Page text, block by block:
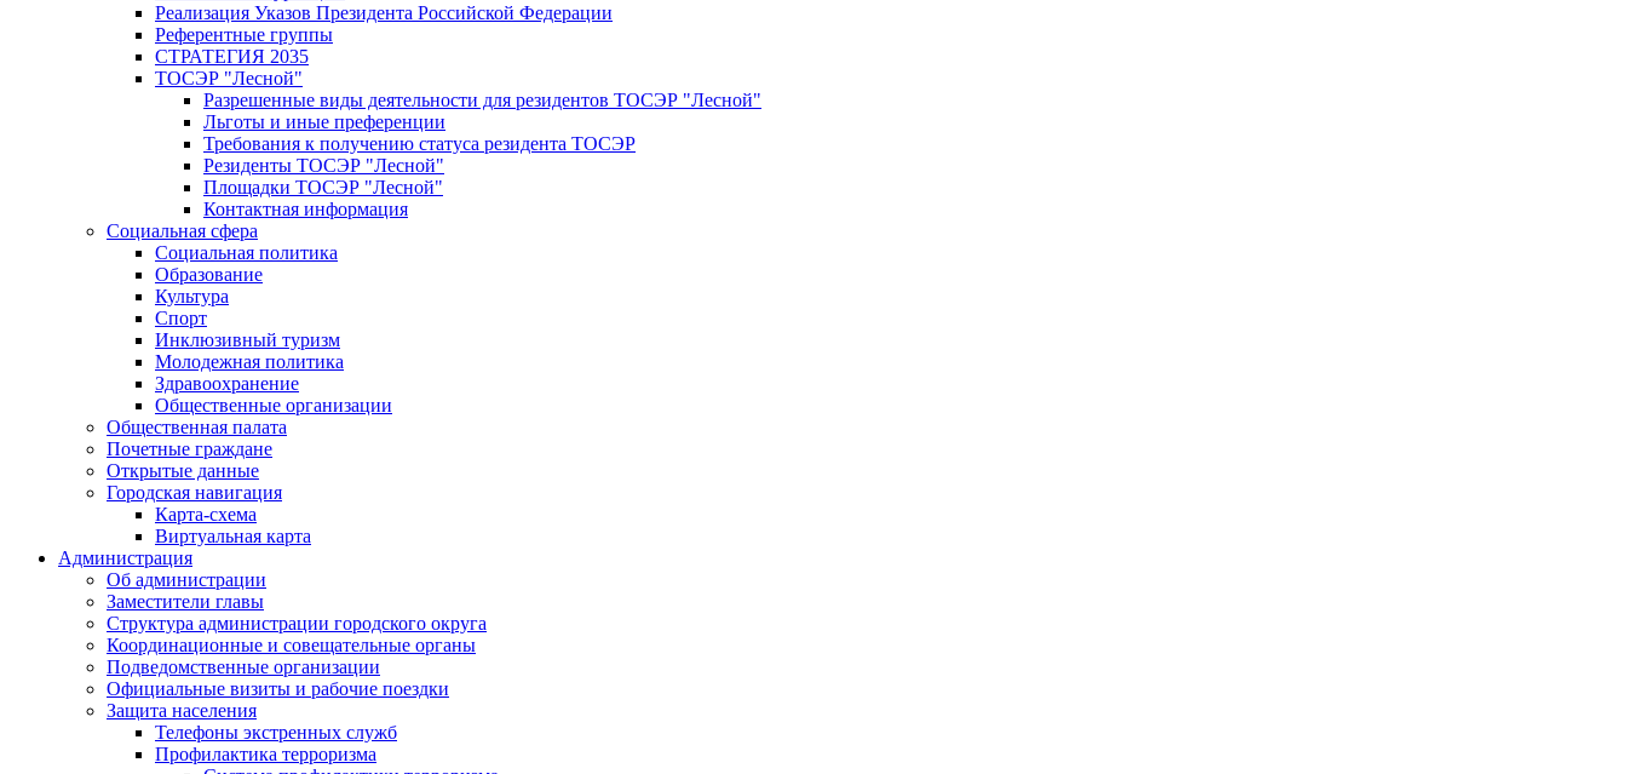
Реализация Указов Президента Российской Федерации
Референтные группы
СТРАТЕГИЯ 2035
ТОСЭР "Лесной"
Разрешенные виды деятельности для резидентов ТОСЭР "Лесной"
Льготы и иные преференции
Требования к получению статуса резидента ТОСЭР
Резиденты ТОСЭР "Лесной"
Площадки ТОСЭР "Лесной"
Контактная информация
Социальная сфера
Социальная политика
Образование
Культура
Спорт
Инклюзивный туризм
Молодежная политика
Здравоохранение
Общественные организации
Общественная палата
Почетные граждане
Открытые данные
Городская навигация
Карта-схема
Виртуальная карта
Администрация
Об администрации
Заместители главы
Структура администрации городского округа
Координационные и совещательные органы
Подведомственные организации
Официальные визиты и рабочие поездки
Защита населения
Телефоны экстренных служб
Профилактика терроризма